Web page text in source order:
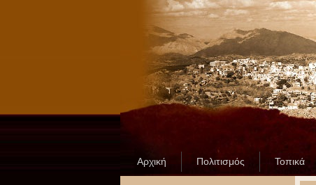
Αρχική Πολιτισμός Τοπικά